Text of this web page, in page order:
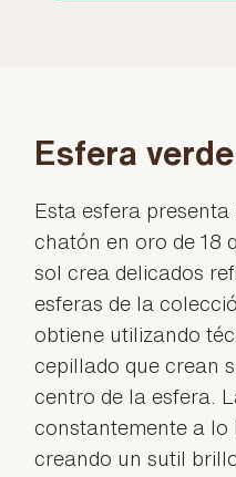
Esfera
Esta esfera
chatón en oro de 18
sol crea delicados
esferas de la
obtiene utilizando
cepillado que crean
centro de la esfera.
constantemente a lo
creando un sutil